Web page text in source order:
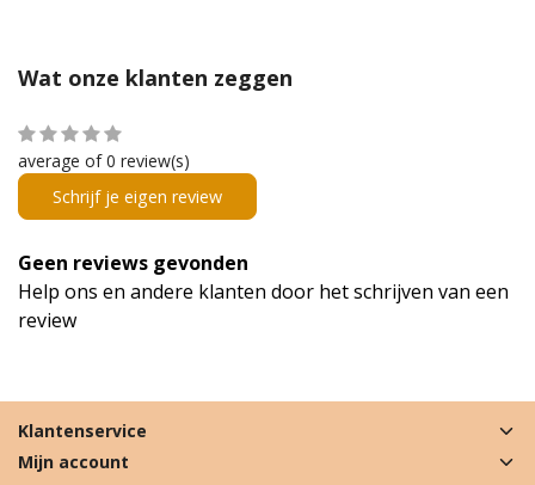
Wat onze klanten zeggen
average of 0 review(s)
Schrijf je eigen review
Geen reviews gevonden
Help ons en andere klanten door het schrijven van een
review
Klantenservice
Mijn account